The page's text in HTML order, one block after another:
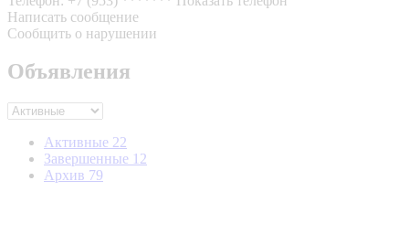
Написать сообщение
Сообщить о нарушении
Объявления
Активные 22
Завершенные 12
Архив 79